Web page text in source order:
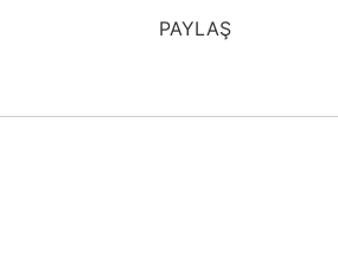
PAYLAŞ